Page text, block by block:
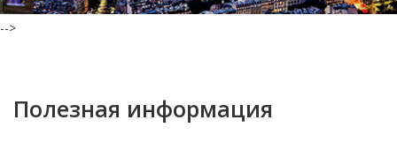
-->
Полезная информация